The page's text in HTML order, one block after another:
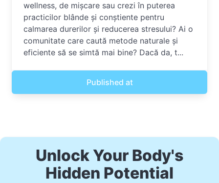
wellness, de mișcare sau crezi în puterea
practicilor blânde și conștiente pentru
calmarea durerilor și reducerea stresului? Ai o
comunitate care caută metode naturale și
eficiente să se simtă mai bine? Dacă da, t...
Published at
Unlock Your Body's
Hidden Potential